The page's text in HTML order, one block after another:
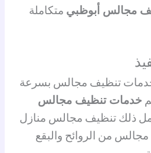
مجالس أبوظبي متكاملة
تنظيف مجالس بسرعة
خدمات تنظيف مجالس
ذلك تنظيف مجالس منازل
من الروائح والبقع